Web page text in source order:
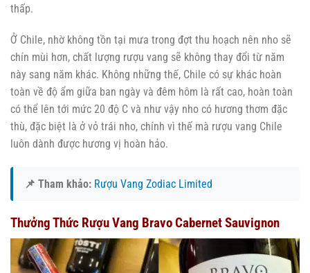
thấp.
Ở Chile, nhờ không tồn tại mưa trong đợt thu hoạch nên nho sẽ
chín mùi hơn, chất lượng rượu vang sẽ không thay đổi từ năm
này sang năm khác. Không những thế, Chile có sự khác hoàn
toàn về độ ẩm giữa ban ngày và đêm hôm là rất cao, hoàn toàn
có thể lên tới mức 20 độ C và như vậy nho có hương thơm đặc
thù, đặc biệt là ở vỏ trái nho, chính vì thế mà rượu vang Chile
luôn dành được hương vị hoàn hảo.
📌 Tham khảo: Rượu Vang Zodiac Limited
Thưởng Thức Rượu Vang Bravo Cabernet Sauvignon